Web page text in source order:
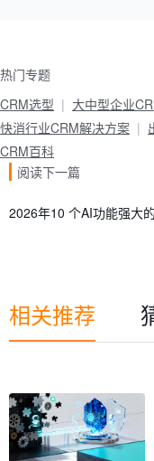
热门专题
CRM选型
大中型企业
快消行业CRM解决方案
CRM百科
阅读下一篇
2026年10 个AI功能强大
相关推荐